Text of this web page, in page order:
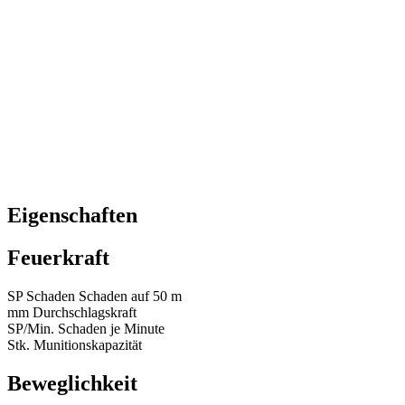
Eigenschaften
Feuerkraft
SP Schaden Schaden auf 50 m
mm Durchschlagskraft
SP/Min. Schaden je Minute
Stk. Munitionskapazität
Beweglichkeit